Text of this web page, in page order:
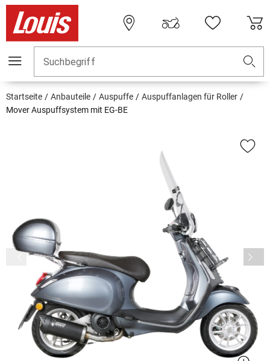
Suchbegriff
Startseite Anbauteile Auspuffe
Auspuffanlagen für Roller
Mover Auspuffsystem mit EG-BE